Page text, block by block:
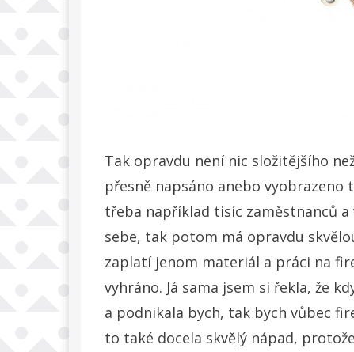
Tak opravdu není nic složitějšího
přesně napsáno anebo
třeba například tisíc zaměstnanců
sebe, tak potom má opravdu
zaplatí jenom materiál a práci na
vyhráno. Já sama jsem si řekla, že
a podnikala bych, tak bych vůbec
to také docela skvělý nápad,